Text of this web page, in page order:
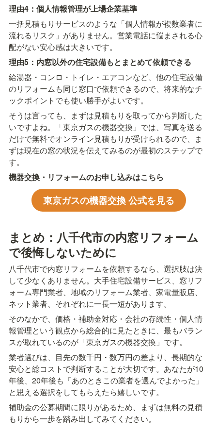
理由4：個人情報管理が上場企業基準
一括見積もりサービスのような「個人情報が複数業者に
流れるリスク」がありません。営業電話に悩まされる心
配がない安心感は大きいです。
理由5：内窓以外の住宅設備もとまとめて依頼できる
給湯器・コンロ・トイレ・エアコンなど、他の住宅設備
のリフォームも同じ窓口で依頼できるので、将来的なチ
ックポイントでも使い勝手がよいです。
そうは言っても、まずは見積もりを取ってから判断した
いですよね。「東京ガスの機器交換」では、写真を送る
だけで無料でオンライン見積もりが受けられるので、ま
ずは現在の窓の状況を伝えてみるのが最初のステップで
す。
機器交換・リフォームのお申し込みはこちら
東京ガスの機器交換 公式を見る
まとめ：八千代市の内窓リフォーム
で後悔しないために
八千代市で内窓リフォームを依頼するなら、選択肢は決
して少なくありません。大手住宅設備サービス、窓リフ
ォーム専門業者、地域のリフォーム業者、家電量販店、
ネット業者、それぞれに一長一短があります。
そのなかで、価格・補助金対応・会社の存続性・個人情
報管理という観点から総合的に見たときに、最もバラン
スが取れているのが「東京ガスの機器交換」です。
業者選びは、目先の数千円・数万円の差より、長期的な
安心と総コストで判断することが大切です。あなたが10
年後、20年後も「あのときこの業者を選んでよかった」
と思える選択をしてもらえたら嬉しいです。
補助金の公募期間に限りがあるため、まずは無料の見積
もりから一歩を踏み出してみてください。